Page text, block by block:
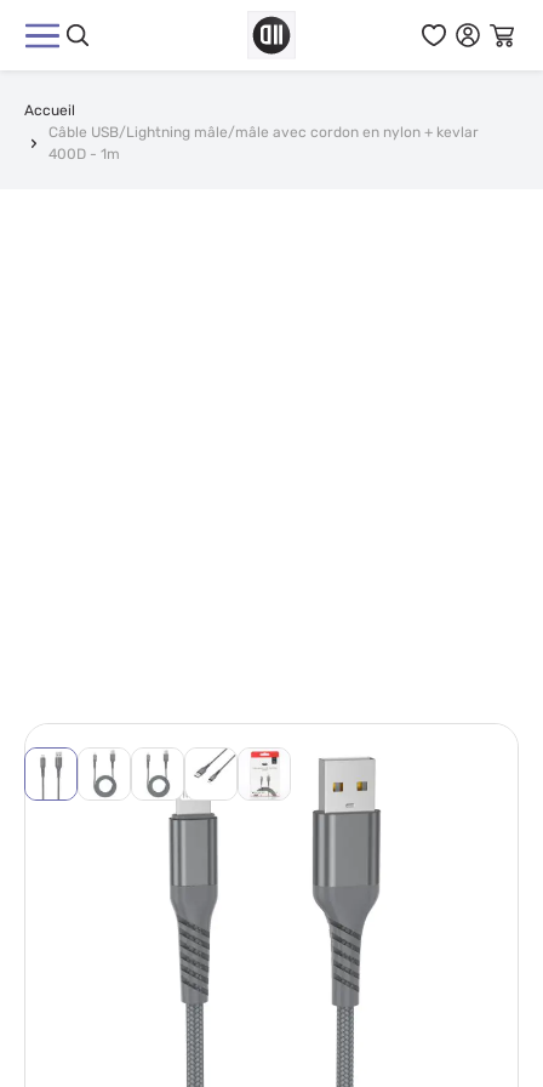
Accueil
Câble USB/Lightning mâle/mâle avec cordon en nylon + kevlar
400D - 1m
View larger image
View larger image
View larger image
View larger image
View larger image
Câble USB/Lightning mâle/mâle avec
cordon en nylon + kevlar 400D - 1m
Réf. Fabricant (P/N) :WEUSBLIGHTKEV100
3304490431236
WEUSBLIGHTKEV100
Ce câble WE vous permet de recharger tous vos
appareils compatibles avec un port LIGHTNING, USBC-